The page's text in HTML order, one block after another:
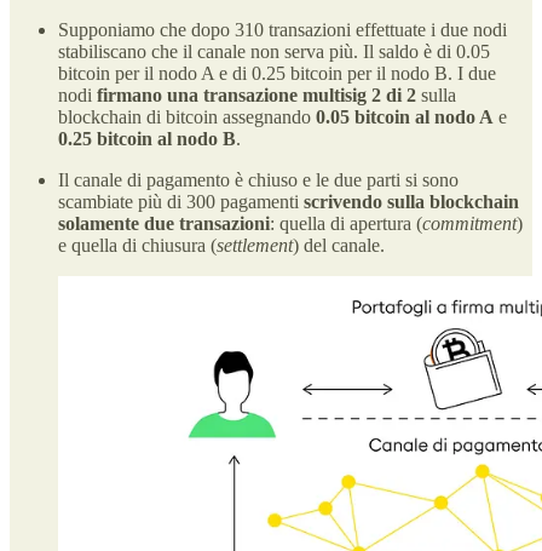
Supponiamo che dopo 310 transazioni effettuate i due nodi
stabiliscano che il canale non serva più. Il saldo è di 0.05
bitcoin per il nodo A e di 0.25 bitcoin per il nodo B. I due
nodi firmano una transazione multisig 2 di 2 sulla
blockchain di bitcoin assegnando 0.05 bitcoin al nodo A e
0.25 bitcoin al nodo B.
Il canale di pagamento è chiuso e le due parti si sono
scambiate più di 300 pagamenti scrivendo sulla blockchain
solamente due transazioni: quella di apertura (commitment)
e quella di chiusura (settlement) del canale.